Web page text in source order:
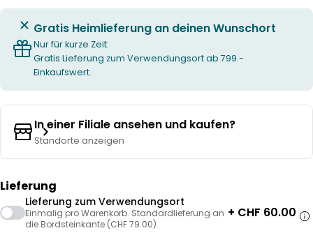
Gratis Heimlieferung an deinen Wunschort
Nur für kurze Zeit:
Gratis Lieferung zum Verwendungsort ab 799.-
Einkaufswert.
In einer Filiale ansehen und kaufen?
Standorte anzeigen
Lieferung
Lieferung zum Verwendungsort
Einmalig pro Warenkorb. Standardlieferung an
die Bordsteinkante (CHF 79.00).
+ CHF 60.00